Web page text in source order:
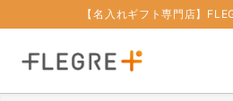
【名入れギフト専門店】